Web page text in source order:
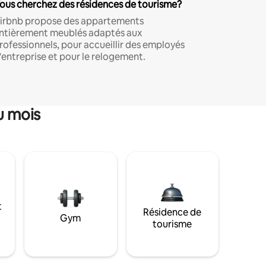
cherchez des résidences de tourisme?
propose des appartements
meublés adaptés aux
pour accueillir des employés
et pour le relogement.
mois
Gym
Résidence de
tourisme